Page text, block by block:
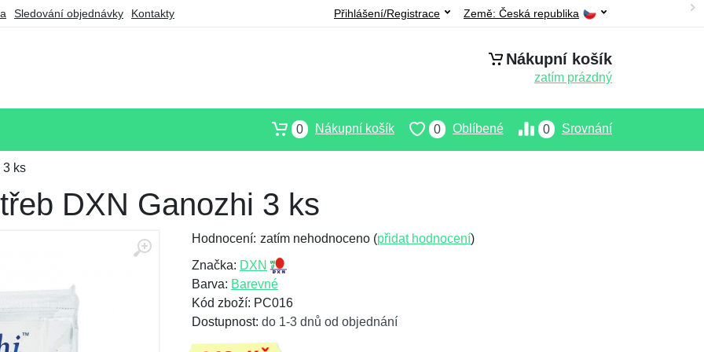
Sledování objednávky Kontakty Země: Česká republika
Přihlášení/Registrace
Nákupní košík
zatím prázdný
0 Srovnání
0 Oblíbené
0 Nákupní košík
3 ks
DXN Ganozhi 3 ks
Hodnocení: zatím nehodnoceno (přidat hodnocení)
Značka: DXN
Barva: Barevné
Kód zboží: PC016
Dostupnost: do 1-3 dnů od objednání